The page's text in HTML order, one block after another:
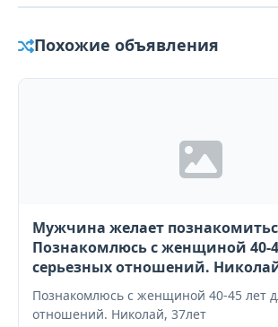
Похожие объявления
Мужчина желает
Познакомлюсь с женщиной 40-
серьезных отношений.
Познакомлюсь с женщиной 40-45 лет
отношений. Николай, 37лет